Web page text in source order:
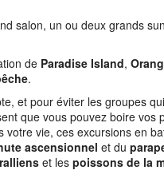
salon, un ou deux grands
de Paradise Island,
.
et pour éviter les groupes
que vous pouvez boire vos
vie, ces excursions en
ascensionnel et du
et les poissons de la